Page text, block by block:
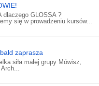
dlaczego GLOSSA ?
się w prowadzeniu kursów...
zaprasza
siła małej grupy Mówisz,